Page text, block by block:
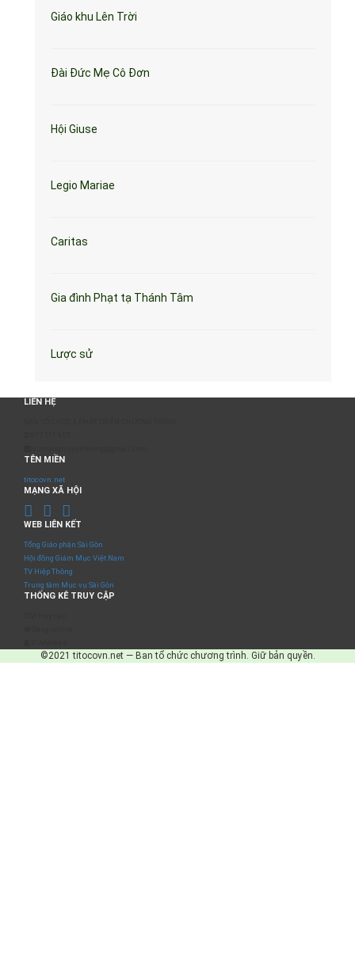
Giáo khu Lên Trời
Đài Đức Mẹ Cô Đơn
Hội Giuse
Legio Mariae
Caritas
Gia đình Phạt tạ Thánh Tâm
Lược sử
LIÊN HỆ
TÊN MIỀN
titocovn.net
MẠNG XÃ HỘI
WEB LIÊN KẾT
Tổng Giáo phận Sài Gòn
Hội đồng Giám Mục Việt Nam
TV Hiệp Thông
Trung tâm Mục vụ Sài Gòn
THỐNG KÊ TRUY CẬP
©2021 titocovn.net — Ban tổ chức chương trình. Giữ bản quyền.